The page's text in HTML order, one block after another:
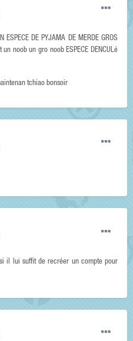
DE PYJAMA DE MERDE GROS
noob un gro noob ESPECE DENCULé
tchiao bonsoir
il lui suffit de recréer un compte pour